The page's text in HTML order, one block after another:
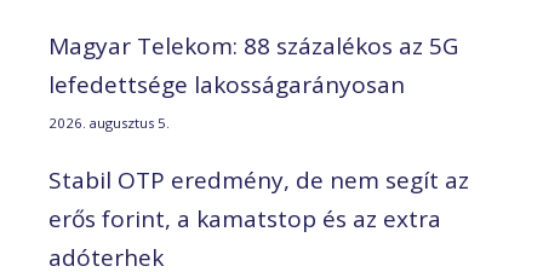
Magyar Telekom: 88 százalékos az 5G
lefedettsége lakosságarányosan
2026. augusztus 5.
Stabil OTP eredmény, de nem segít az
erős forint, a kamatstop és az extra
adóterhek